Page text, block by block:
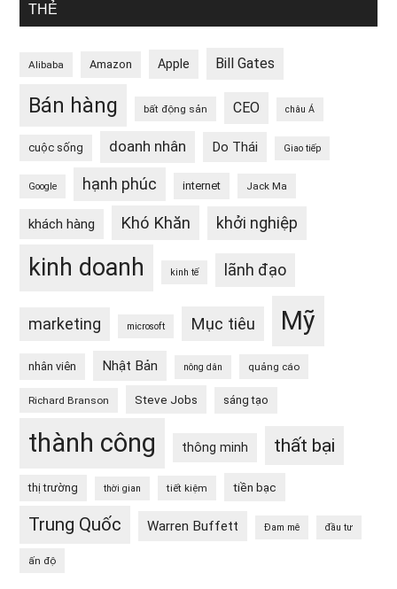
THẺ
Alibaba Amazon Apple Bill Gates
Bán hàng bất động sản CEO châu Á
cuộc sống doanh nhân Do Thái Giao tiếp
Google hạnh phúc internet Jack Ma
khách hàng Khó Khăn khởi nghiệp
kinh doanh kinh tế lãnh đạo
marketing microsoft Mục tiêu Mỹ
nhân viên Nhật Bản nông dân quảng cáo
Richard Branson Steve Jobs sáng tạo
thành công thông minh thất bại
thị trường thời gian tiết kiệm tiền bạc
Trung Quốc Warren Buffett Đam mê đầu tư
ấn độ